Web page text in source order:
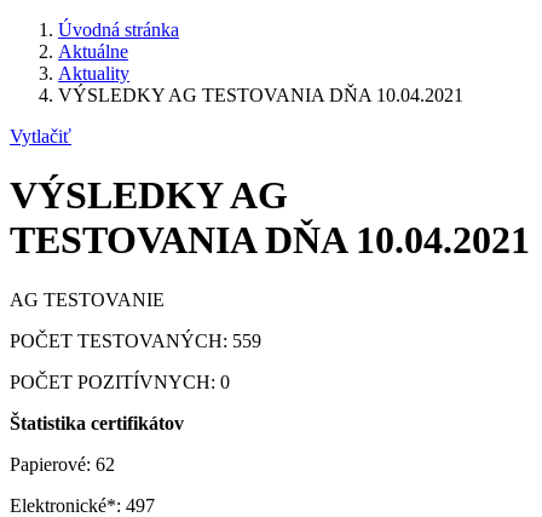
Úvodná stránka
Aktuálne
Aktuality
VÝSLEDKY AG TESTOVANIA DŇA 10.04.2021
Vytlačiť
VÝSLEDKY AG
TESTOVANIA DŇA 10.04.2021
AG TESTOVANIE
POČET TESTOVANÝCH: 559
POČET POZITÍVNYCH: 0
Štatistika certifikátov
Papierové: 62
Elektronické*: 497